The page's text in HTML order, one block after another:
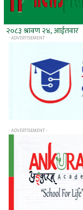
२०८३ श्रावण २४, आईतवार
- ADVERTISEMENT -
- ADVERTISEMENT -